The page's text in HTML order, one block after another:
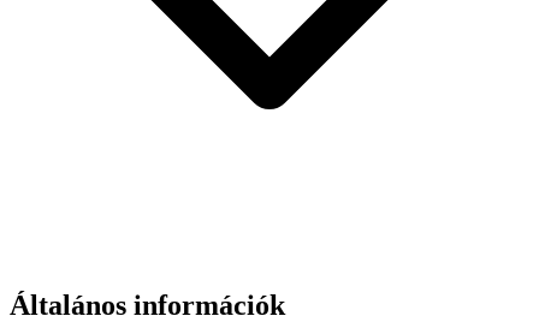
Általános információk